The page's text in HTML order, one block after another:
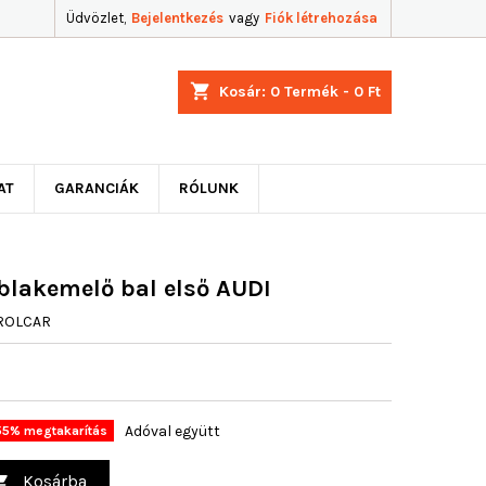
Üdvözlet, Bejelentkezés vagy Fiók létrehozása
shopping_cart Kosár: 0 Termék - 0 Ft
GARANCIÁK RÓLUNK
bal első AUDI
megtakarítás Adóval együtt
Kosárba